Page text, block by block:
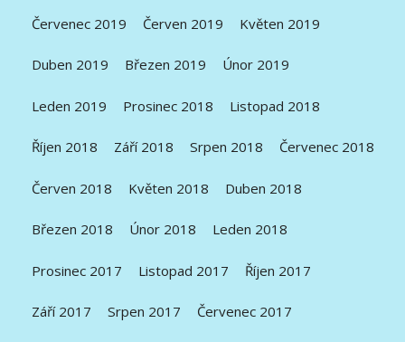
Červenec 2019 Červen 2019 Květen 2019
Duben 2019 Březen 2019 Únor 2019
Leden 2019 Prosinec 2018 Listopad 2018
Říjen 2018 Září 2018 Srpen 2018 Červenec 2018
Červen 2018 Květen 2018 Duben 2018
Březen 2018 Únor 2018 Leden 2018
Prosinec 2017 Listopad 2017 Říjen 2017
Září 2017 Srpen 2017 Červenec 2017